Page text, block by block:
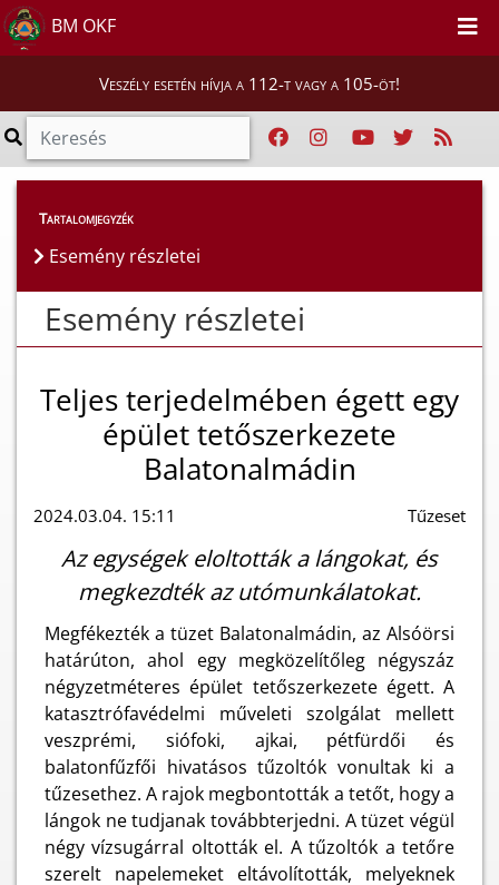
BM OKF
Veszély esetén hívja a 112-t vagy a 105-öt!
Esemény részletei
Tartalomjegyzék
Esemény részletei
Esemény részletei
Teljes terjedelmében égett egy
épület tetőszerkezete
Balatonalmádin
2024.03.04. 15:11 Tűzeset
Az egységek eloltották a lángokat, és
megkezdték az utómunkálatokat.
Megfékezték a tüzet Balatonalmádin, az Alsóörsi
határúton, ahol egy megközelítőleg négyszáz
négyzetméteres épület tetőszerkezete égett. A
katasztrófavédelmi műveleti szolgálat mellett
veszprémi, siófoki, ajkai, pétfürdői és
balatonfűzfői hivatásos tűzoltók vonultak ki a
tűzesethez. A rajok megbontották a tetőt, hogy a
lángok ne tudjanak továbbterjedni. A tüzet végül
négy vízsugárral oltották el. A tűzoltók a tetőre
szerelt napelemeket eltávolították, melyeknek